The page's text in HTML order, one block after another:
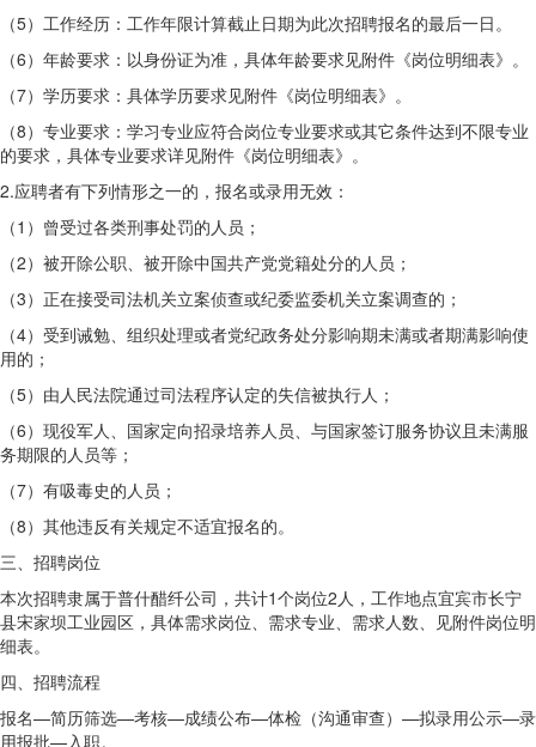
（5）工作经历：工作年限计算截止日期为此次招聘报名的最后一日。
（6）年龄要求：以身份证为准，具体年龄要求见附件《岗位明细表》。
（7）学历要求：具体学历要求见附件《岗位明细表》。
（8）专业要求：学习专业应符合岗位专业要求或其它条件达到不限专业
的要求，具体专业要求详见附件《岗位明细表》。
2.应聘者有下列情形之一的，报名或录用无效：
（1）曾受过各类刑事处罚的人员；
（2）被开除公职、被开除中国共产党党籍处分的人员；
（3）正在接受司法机关立案侦查或纪委监委机关立案调查的；
（4）受到诫勉、组织处理或者党纪政务处分影响期未满或者期满影响使
用的；
（5）由人民法院通过司法程序认定的失信被执行人；
（6）现役军人、国家定向招录培养人员、与国家签订服务协议且未满服
务期限的人员等；
（7）有吸毒史的人员；
（8）其他违反有关规定不适宜报名的。
三、招聘岗位
本次招聘隶属于普什醋纤公司，共计1个岗位2人，工作地点宜宾市长宁
县宋家坝工业园区，具体需求岗位、需求专业、需求人数、见附件岗位明
细表。
四、招聘流程
报名—简历筛选—考核—成绩公布—体检（沟通审查）—拟录用公示—录
用报批—入职。